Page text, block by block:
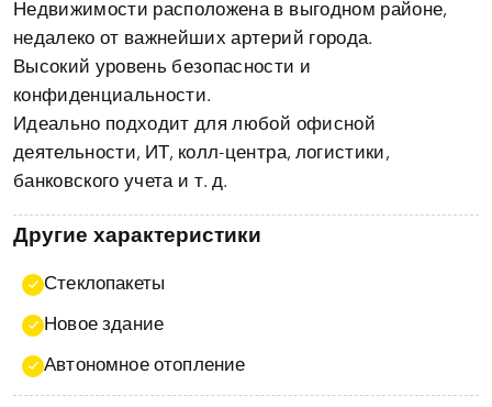
Недвижимости расположена в выгодном районе,
недалеко от важнейших артерий города.
Высокий уровень безопасности и
конфиденциальности.
Идеально подходит для любой офисной
деятельности, ИТ, колл-центра, логистики,
банковского учета и т. д.
Другие характеристики
Стеклопакеты
Новое здание
Автономное отопление